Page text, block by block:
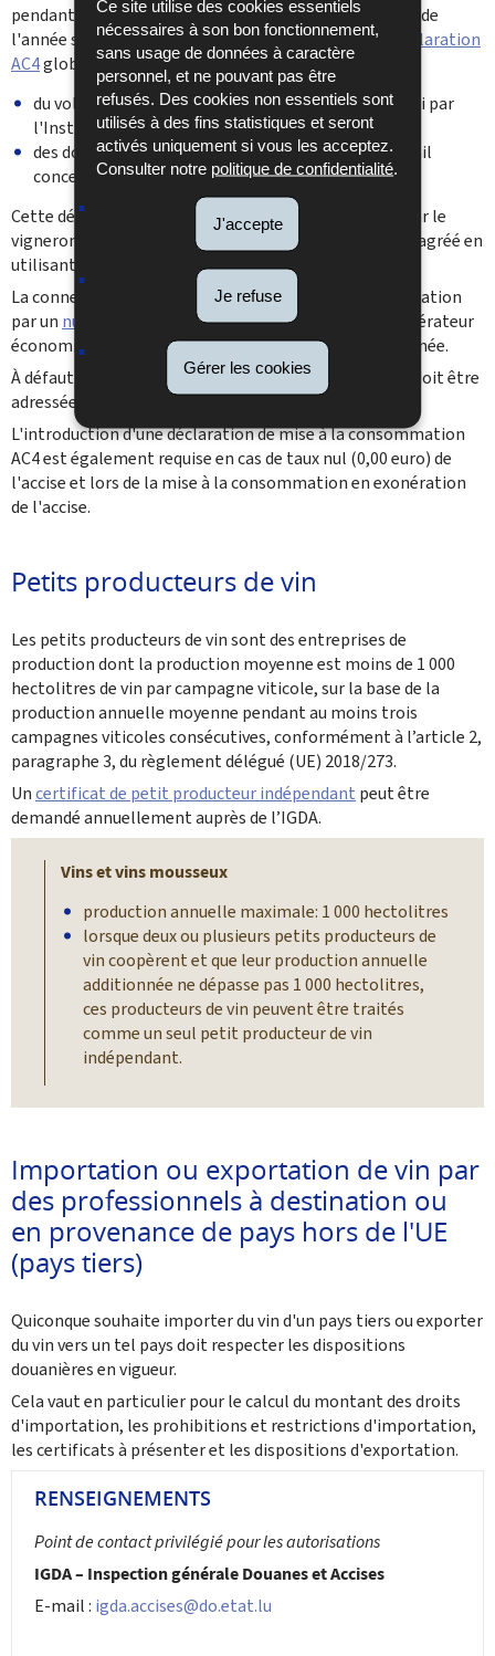
Ce site utilise des cookies essentiels
nécessaires à son bon fonctionnement,
sans usage de données à caractère
personnel, et ne pouvant pas être
refusés. Des cookies non essentiels sont
utilisés à des fins statistiques et seront
activés uniquement si vous les acceptez.
Consulter notre politique de confidentialité.
J'accepte
Je refuse
Gérer les cookies
pendant l'année viticole (du 1eraoût jusqu'au 31 juillet de
l'année suivante) se fait d'office par le dépôt d’une
déclaration
AC4globale par le vigneron sur base :
du volume global de vins tranquilles produits, fourni par
l'Institut Viti-Vinicole au vigneron ;
des données collectées sur les déclarations de travail
concernant les vins mousseux.
Cette déclaration globale et annuelle est à déposer par le
vigneron en tant que producteur et/ou entrepositaire agréé en
utilisant l’application en ligneLUCCS AC4
La connexion au système LUCCS demande l’authentification
par un numéro EORI
valable. Ceci vaut tant pour un opérateur
économique que pour toute personne physique concernée.
À défaut, une demande en obtention d’un tel numéro doit être
adressée au service « Servicedesk eDouane » de l’ADA.
L'introduction d'une déclaration de mise à la consommation
AC4 est également requise en cas de taux nul (0,00 euro) de
l'accise et lors de la mise à la consommation en exonération
de l'accise.
Petits producteurs de vin
Les petits producteurs de vin sont des entreprises de
production dont la production moyenne est moins de 1 000
hectolitres de vin par campagne viticole, sur la base de la
‎production annuelle moyenne pendant au moins trois
campagnes viticoles consécutives, conformément à l’article 2,
‎paragraphe 3, du règlement délégué (UE) 2018/273.‎
Uncertificat de petit producteur indépendant peut être
demandé annuellement auprès de l’IGDA.
Vins et vins mousseux
production annuelle maximale: 1 000 hectolitres
lorsque deux ou plusieurs petits producteurs de
vin coopèrent et que leur ‎production annuelle
additionnée ne dépasse pas 1 000 hectolitres,
ces producteurs de vin peuvent être traités
‎comme un seul petit producteur de vin
indépendant.
Importation ou exportation de vin par
des professionnels à destination ou
en provenance de pays hors de l'UE
(pays tiers)
Quiconque souhaite importer du vin d'un pays tiers ou exporter
du vin vers un tel pays doit respecter les dispositions
douanières en vigueur.
Cela vaut en particulier pour le calcul du montant des droits
d'importation, les prohibitions et restrictions d'importation,
les certificats à présenter et les dispositions d'exportation.
RENSEIGNEMENTS
Point de contact privilégié pour les autorisations
IGDA – Inspection générale Douanes et Accises
E-mail : igda.accises@do.etat.lu